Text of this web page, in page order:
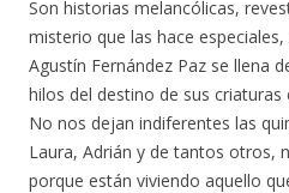
Son historias melancólicas,
misterio que las hace
Agustín Fernández Paz se llena
hilos del destino de sus
No nos dejan indiferentes las
Laura, Adrián y de tantos otros,
porque están viviendo aquello